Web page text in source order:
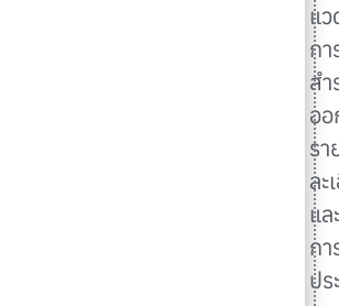
แ
กา
สำ
อ
รา
ละ
แล
กา
ป